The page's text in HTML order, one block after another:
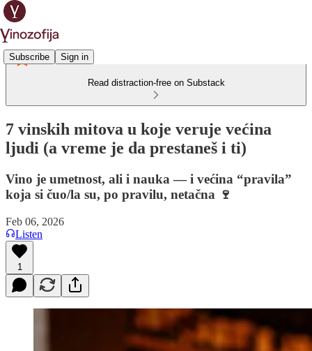
Subscribe Sign in
Read distraction-free on Substack
7 vinskih mitova u koje veruje većina
ljudi (a vreme je da prestaneš i ti)
Vino je umetnost, ali i nauka — i većina “pravila”
koja si čuo/la su, po pravilu, netačna 🍷
Feb 06, 2026
Listen
1